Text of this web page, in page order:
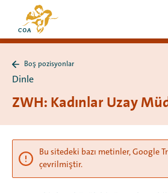
Doğrudan
içeriğe
git
MyCOA
ana
sayfasına
pozisyonlar
geri
Boş pozisyonlar
Dinle
ZWH: Kadınlar Uzay
Bu sitedeki bazı metinler, Google
çevrilmiştir.